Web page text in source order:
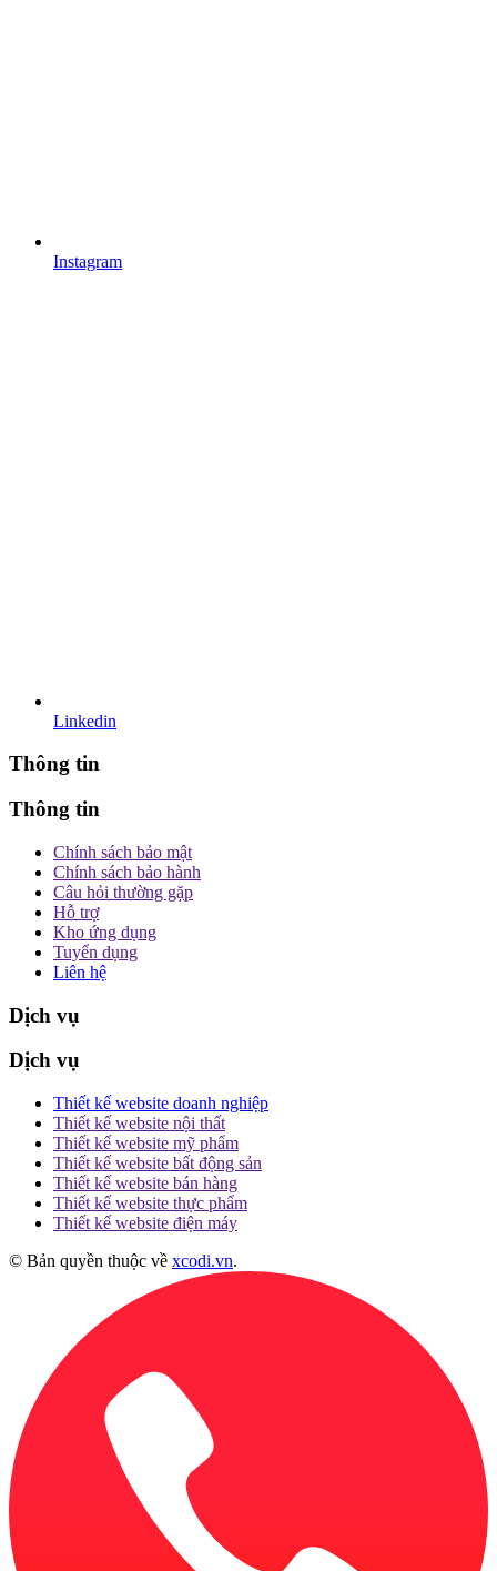
Instagram
Linkedin
Thông tin
Thông tin
Chính sách bảo mật
Chính sách bảo hành
Câu hỏi thường gặp
Hỗ trợ
Kho ứng dụng
Tuyển dụng
Liên hệ
Dịch vụ
Dịch vụ
Thiết kế website doanh nghiệp
Thiết kế website nội thất
Thiết kế website mỹ phẩm
Thiết kế website bất động sản
Thiết kế website bán hàng
Thiết kế website thực phẩm
Thiết kế website điện máy
© Bản quyền thuộc về xcodi.vn.